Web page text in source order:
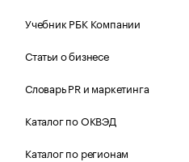
Учебник РБК Компании
Статьи о бизнесе
Словарь PR и маркетинга
Каталог по ОКВЭД
Каталог по регионам